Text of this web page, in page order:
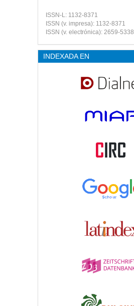
ISSN-L: 1132-8371
ISSN (v. impresa): 1132-8371
ISSN (v. electrónica): 2659-5338
INDEXADA EN